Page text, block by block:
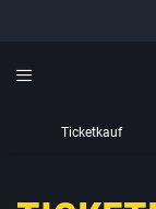
Ticketkauf
Sie werden nun
Gültig